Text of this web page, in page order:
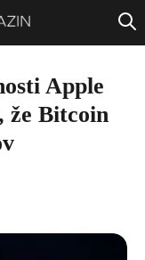
Apple
že Bitcoin